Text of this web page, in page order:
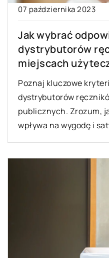
07 października 2023
Jak wybrać
dystrybutorów
miejscach
Poznaj kluczowe
dystrybutorów
publicznych. Zrozum,
wpływa na wygodę i